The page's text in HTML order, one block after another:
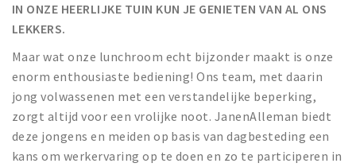
Privacy
Inloggen
IN ONZE HEERLIJKE TUIN KUN JE GENIETEN VAN AL ONS
LEKKERS.
Maar wat onze lunchroom echt bijzonder maakt is onze
enorm enthousiaste bediening! Ons team, met daarin
jong volwassenen met een verstandelijke beperking,
zorgt altijd voor een vrolijke noot. JanenAlleman biedt
deze jongens en meiden op basis van dagbesteding een
kans om werkervaring op te doen en zo te participeren in